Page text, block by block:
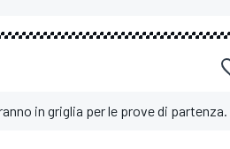
in griglia per le prove di partenza.